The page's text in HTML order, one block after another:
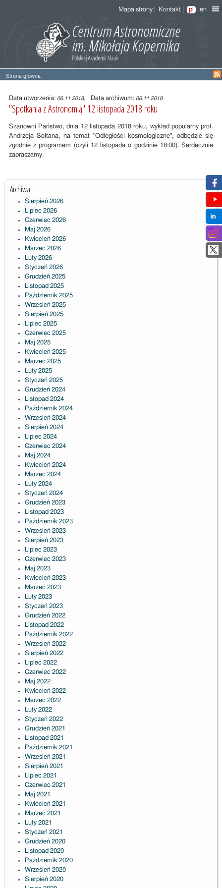
Mapa strony Kontakt pl en
Strona główna
Treść
wpisuData utworzenia: 06.11.2018, Data archiwum: 06.11.2018
"Spotkania z Astronomią" 12 listopada 2018 roku
Szanowni Państwo, dnia 12 listopada 2018 roku, wykład popularny prof.
Andrzeja Sołtana, na temat "Odległości kosmologiczne", odbędzie się
zgodnie z programem (czyli 12 listopada o godzinie 18:00). Serdecznie
zapraszamy.
Archiwa
Sierpień 2026
Lipiec 2026
Czerwiec 2026
Maj 2026
Kwiecień 2026
Marzec 2026
Luty 2026
Styczeń 2026
Grudzień 2025
Listopad 2025
Październik 2025
Wrzesień 2025
Sierpień 2025
Lipiec 2025
Czerwiec 2025
Maj 2025
Kwiecień 2025
Marzec 2025
Luty 2025
Styczeń 2025
Grudzień 2024
Listopad 2024
Październik 2024
Wrzesień 2024
Sierpień 2024
Lipiec 2024
Czerwiec 2024
Maj 2024
Kwiecień 2024
Marzec 2024
Luty 2024
Styczeń 2024
Grudzień 2023
Listopad 2023
Październik 2023
Wrzesień 2023
Sierpień 2023
Lipiec 2023
Czerwiec 2023
Maj 2023
Kwiecień 2023
Marzec 2023
Luty 2023
Styczeń 2023
Grudzień 2022
Listopad 2022
Październik 2022
Wrzesień 2022
Sierpień 2022
Lipiec 2022
Czerwiec 2022
Maj 2022
Kwiecień 2022
Marzec 2022
Luty 2022
Styczeń 2022
Grudzień 2021
Listopad 2021
Październik 2021
Wrzesień 2021
Sierpień 2021
Lipiec 2021
Czerwiec 2021
Maj 2021
Kwiecień 2021
Marzec 2021
Luty 2021
Styczeń 2021
Grudzień 2020
Listopad 2020
Październik 2020
Wrzesień 2020
Sierpień 2020